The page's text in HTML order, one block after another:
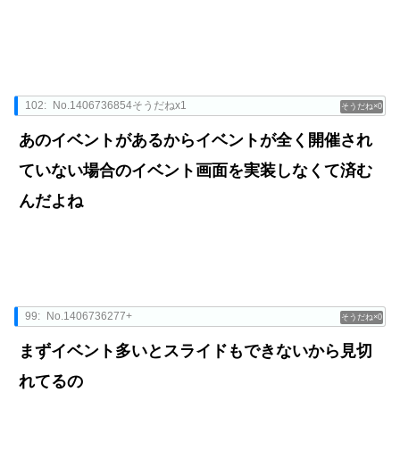
0
102: No.1406736854そうだねx1
あのイベントがあるからイベントが全く開催され
ていない場合のイベント画面を実装しなくて済む
んだよね
0
99: No.1406736277+
まずイベント多いとスライドもできないから見切
れてるの